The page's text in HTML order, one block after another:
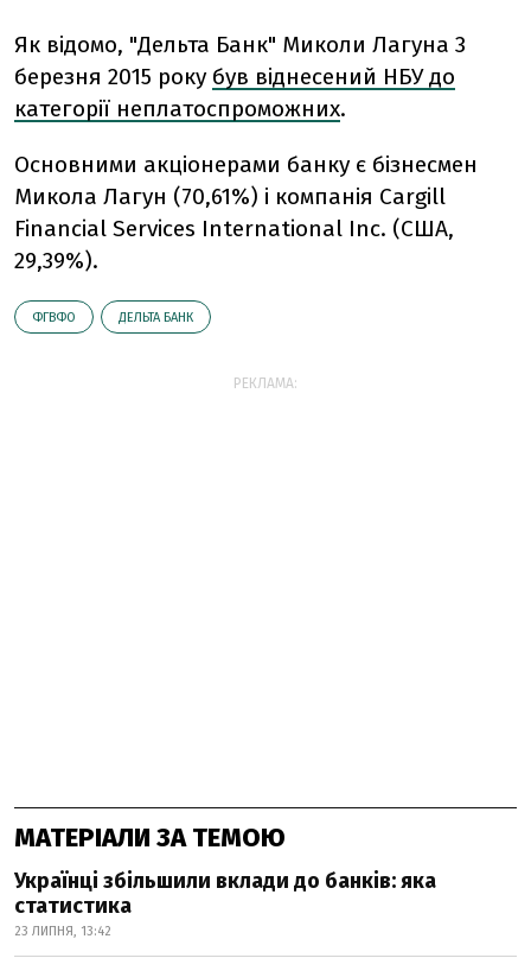
Як відомо, "Дельта Банк" Миколи Лагуна 3
березня 2015 року був віднесений НБУ до
категорії неплатоспроможних.
Основними акціонерами банку є бізнесмен
Микола Лагун (70,61%) і компанія Cargill
Financial Services International Inc. (США,
29,39%).
ФГВФО ДЕЛЬТА БАНК
РЕКЛАМА:
МАТЕРІАЛИ ЗА ТЕМОЮ
Українці збільшили вклади до банків: яка
статистика
23 ЛИПНЯ, 13:42